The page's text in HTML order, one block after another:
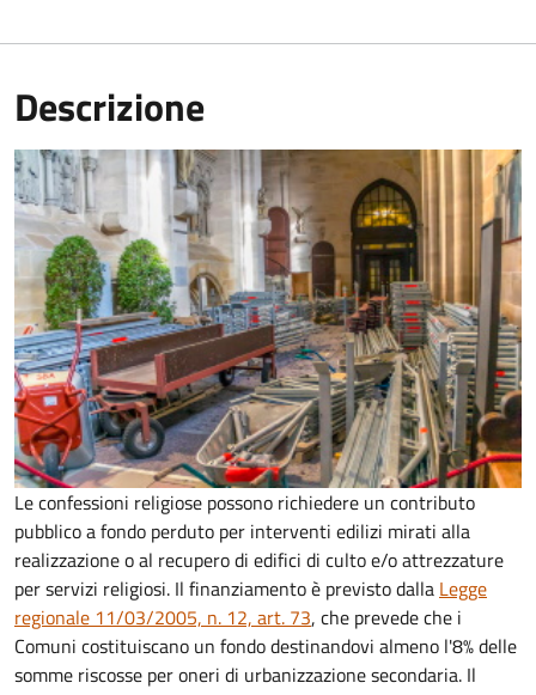
Descrizione
Le confessioni religiose possono richiedere un contributo
pubblico a fondo perduto per interventi edilizi mirati alla
realizzazione o al recupero di edifici di culto e/o attrezzature
per servizi religiosi. Il finanziamento è previsto dalla Legge
regionale 11/03/2005, n. 12, art. 73, che prevede che i
Comuni costituiscano un fondo destinandovi almeno l'8% delle
somme riscosse per oneri di urbanizzazione secondaria. Il